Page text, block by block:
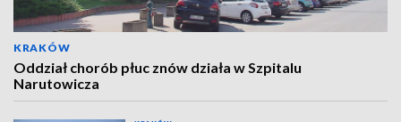
KRAKÓW
Oddział chorób płuc znów działa w Szpitalu
Narutowicza